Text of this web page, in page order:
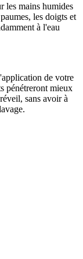
les mains humides
les doigts et
à l'eau
de votre
pénétreront mieux
sans avoir à